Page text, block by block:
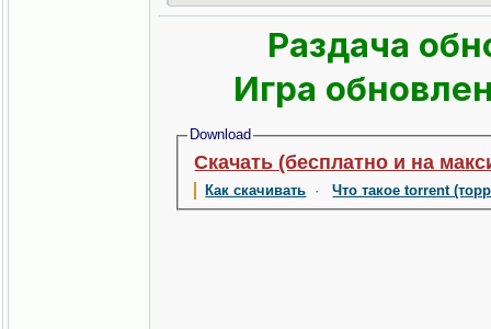
Раздача
Игра
Download
Скачать (бесплатно и на
Как скачивать ·Что такое torrent